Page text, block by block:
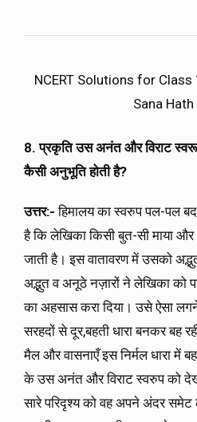
NCERT Solutions for
Sana
8. प्रकृति उस अनंत और विराट
कैसी अनुभूति होती है?
उत्तर:-हिमालय का स्वरुप पल-पल
है कि लेखिका किसी बुत-सी माया
जाती है। इस वातावरण में उसको अद्भुत
अद्भुत व अनूठे नज़ारों ने लेखिका को
का अहसास करा दिया। उसे ऐसा
सरहदों से दूर,बहती धारा बनकर बह
मैल और वासनाएँ इस निर्मल धारा में
के उस अनंत और विराट स्वरुप को
सारे परिदृश्य को वह अपने अंदर